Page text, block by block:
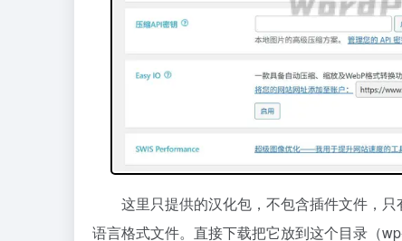
这里只提供的汉化包，不包含插件文件，
语言格式文件。直接下载把它放到这个目录（